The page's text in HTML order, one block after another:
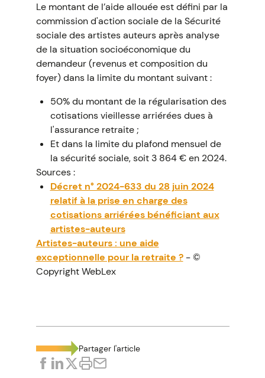
Le montant de l’aide allouée est défini par la
commission d'action sociale de la Sécurité
sociale des artistes auteurs après analyse
de la situation socioéconomique du
demandeur (revenus et composition du
foyer) dans la limite du montant suivant :
50% du montant de la régularisation des
cotisations vieillesse arriérées dues à
l'assurance retraite ;
Et dans la limite du plafond mensuel de
la sécurité sociale, soit 3 864 € en 2024.
Sources :
Décret n° 2024-633 du 28 juin 2024
relatif à la prise en charge des
cotisations arriérées bénéficiant aux
artistes-auteurs
Artistes-auteurs : une aide
exceptionnelle pour la retraite ?- ©
Copyright WebLex
Partager l'article